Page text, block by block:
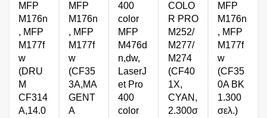
MFP
M176n
, MFP
M177f
w
(DRU
M
CF314
A,14.0
MFP
M176n
, MFP
M177f
w
(CF35
3A,MA
GENT
A
400
color
MFP
M476d
n,dw,
LaserJ
et Pro
400
color
COLO
R PRO
M252/
M277/
M274
(CF40
1X,
CYAN,
2.300σ
MFP
M176n
, MFP
M177f
w
(CF35
0A BK
1.300
σελ.)